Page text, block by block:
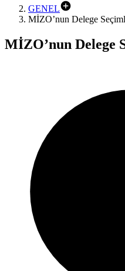
GENEL
MİZO’nun Delege
MİZO’nun Delege